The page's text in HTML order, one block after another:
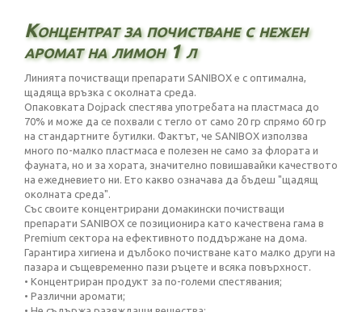
Концентрат за почистване с нежен
аромат на лимон 1 л
Линията почистващи препарати SANIBOX е с оптимална,
щадяща връзка с околната среда.
Опаковката Dojpack спестява употребата на пластмаса до
70% и може да се похвали с тегло от само 20 гр спрямо 60 гр
на стандартните бутилки. Фактът, че SANIBOX използва
много по-малко пластмаса е полезен не само за флората и
фауната, но и за хората, значително повишавайки качеството
на ежедневието ни. Ето какво означава да бъдеш "щадящ
околната среда".
Със своите концентрирани домакински почистващи
препарати SANIBOX се позиционира като качествена гама в
Premium сектора на ефективното поддържане на дома.
Гарантира хигиена и дълбоко почистване като малко други на
пазара и същевременно пази ръцете и всяка повърхност.
• Концентриран продукт за по-големи спестявания;
• Различни аромати;